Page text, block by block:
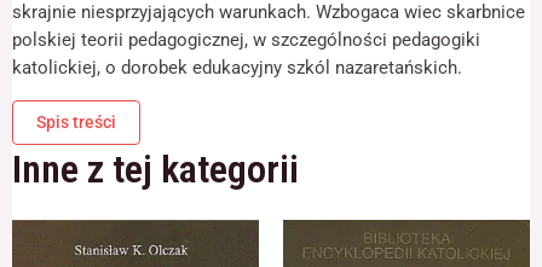
skrajnie niesprzyjających warunkach. Wzbogaca wiec skarbnice
polskiej teorii pedagogicznej, w szczególności pedagogiki
katolickiej, o dorobek edukacyjny szkól nazaretańskich.
Spis treści
Inne z tej kategorii